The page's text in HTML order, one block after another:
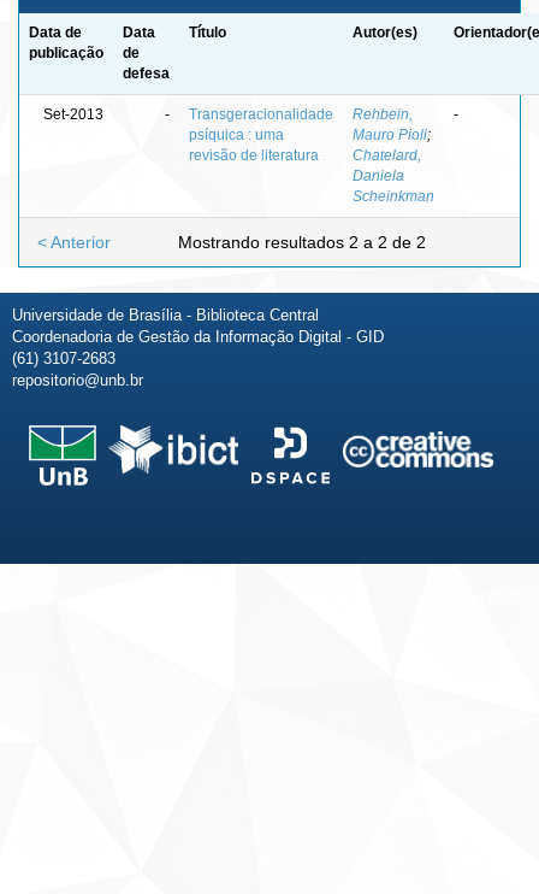
Data de
publicação
Data
de
defesa
Título Autor(es)
Set-2013 -
Transgeracionalidade
psíquica : uma
revisão de literatura
Rehbein,
Mauro Pioli;
Chatelard,
Daniela
Scheinkman
-
Mostrando resultados 2 a 2 de 2
< Anterior
Universidade de Brasília - Biblioteca Central
Coordenadoria de Gestão da Informação Digital - GID
(61) 3107-2683
repositorio@unb.br